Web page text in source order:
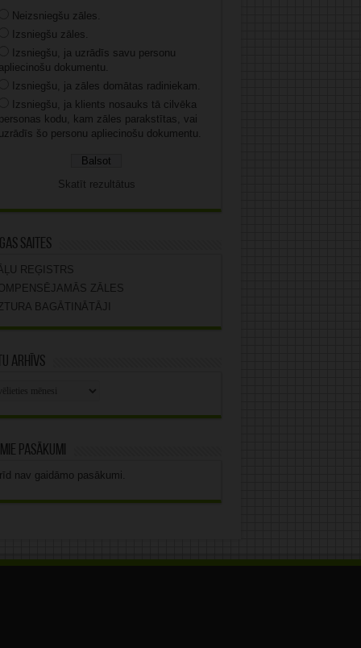
Neizsniegšu zāles.
Izsniegšu zāles.
Izsniegšu, ja uzrādīs savu personu
dokumentu.
Izsniegšu, ja zāles domātas radiniekam.
Izsniegšu, ja klients nosauks tā cilvēka
kodu, kam zāles parakstītas, vai
šo personu apliecinošu dokumentu.
Skatīt rezultātus
saites
REĢISTRS
ZĀLES
BAGĀTINĀTĀJI
arhīvs
pasākumi
nav gaidāmo pasākumi.